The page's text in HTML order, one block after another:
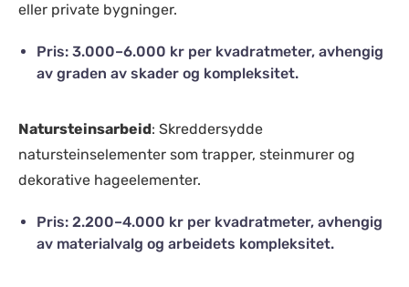
eller private bygninger.
Pris: 3.000–6.000 kr per kvadratmeter, avhengig
av graden av skader og kompleksitet.
Natursteinsarbeid: Skreddersydde
natursteinselementer som trapper, steinmurer og
dekorative hageelementer.
Pris: 2.200–4.000 kr per kvadratmeter, avhengig
av materialvalg og arbeidets kompleksitet.